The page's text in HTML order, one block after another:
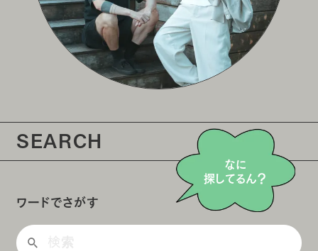
SEARCH
なに
探してるん？
ワードでさがす